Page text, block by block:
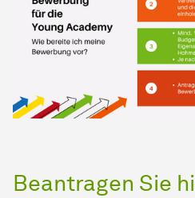
Beantragen Sie